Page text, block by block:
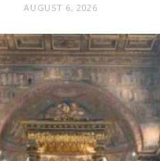
AUGUST 6, 2026